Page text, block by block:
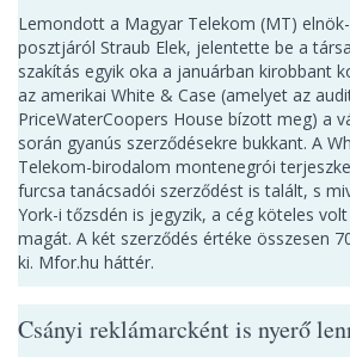
Lemondott a Magyar Telekom (MT)
posztjáról Straub Elek, jelentette be a
szakítás egyik oka a januárban kirobbant
az amerikai White & Case (amelyet az
PriceWaterCoopers House bízott meg) a
során gyanús szerződésekre bukkant. A
Telekom-birodalom montenegrói
furcsa tanácsadói szerződést is talált, s
York-i tőzsdén is jegyzik, a cég köteles
magát. A két szerződés értéke összesen
ki. Mfor.hu háttér.
Csányi reklámarcként is nyerő